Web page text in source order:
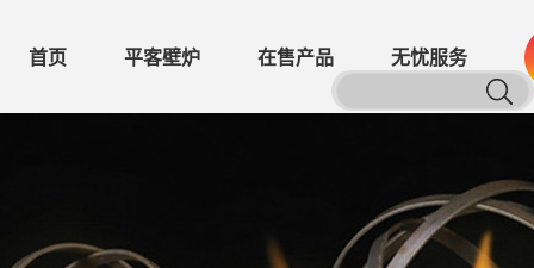
首页 平客壁炉 在售产品 无忧服务